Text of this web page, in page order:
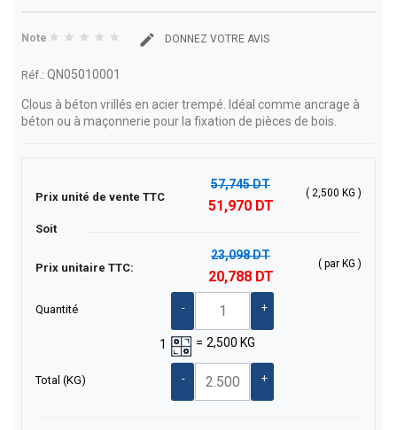
Note DONNEZ VOTRE AVIS
Réf.: QN05010001
Clous à béton vrillés en acier trempé. Idéal comme ancrage à
béton ou à maçonnerie pour la fixation de pièces de bois.
Prix unité de vente TTC
57,745 DT
51,970 DT
( 2,500 KG )
Soit
Prix unitaire TTC:
23,098 DT
20,788 DT
( par KG )
Quantité - +
1 = 2,500 KG
Total (KG) - +